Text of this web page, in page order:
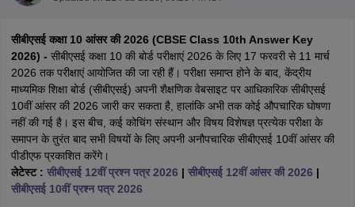
Time Table 2026
12th Supplementary Result 2026
TN 11th Arrear Result 2026
CBSE 10th Second Board Result Marksheet 2026 CBSE Second
HS Result 2026CBSE Class 12 Result Link 2026Punjab
CBSE 10th Science Question Paper 2026 Second Exam
CBSE 10th
Question Paper 2026TS Inter Supplementary Question
SSLC
Karnataka SSLC UK Board 10th Goa Board SSC
ExamMP Board 12th UK Board 12thGoa Board HSSC
Public School Admissions
Navyug School Admission
MGGS School
Schools in Jaipur Schools in Lucknow
सीबीएसई कक्षा 10 आंसर की 2026 (CBSE Class 10th Answer Key
2026) - सीबीएसई कक्षा 10 की बोर्ड परीक्षाएं 2026 के लिए 17 फरवरी से 11 मार्च
2026 तक परीक्षाएं आयोजित की जा रही हैं। परीक्षा समाप्त होने के बाद, केंद्रीय
माध्यमिक शिक्षा बोर्ड (सीबीएसई) अपनी शैक्षणिक वेबसाइट पर आधिकारिक सीबीएसई
10वीं आंसर की 2026 जारी कर सकता है, हालांकि अभी तक कोई औपचारिक घोषणा
नहीं की गई है। इस बीच, कई कोचिंग संस्थान और विषय विशेषज्ञ प्रत्येक परीक्षा के
समापन के तुरंत बाद सभी विषयों के लिए अपनी अनौपचारिक सीबीएसई 10वीं आंसर की
पीडीएफ प्रकाशित करेंगे।
लेटेस्ट : सीबीएसई 12वीं प्रश्न पत्र 2026 | सीबीएसई 12वीं आंसर की 2026 |
सीबीएसई 10वीं प्रश्न पत्र 2026